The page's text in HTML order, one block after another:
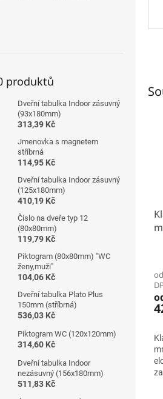
produktů
Dveřní tabulka Indoor zásuvný
(93x180mm)
313,39 Kč
Jmenovka s magnetem
stříbrná
114,95 Kč
Dveřní tabulka Indoor zásuvný
(125x180mm)
410,19 Kč
Číslo na dveře typ 12
(80x80mm)
119,79 Kč
Piktogram (80x80mm) "WC
ženy,muži"
104,06 Kč
Dveřní tabulka Plato Plus
150mm (stříbrná)
536,03 Kč
Piktogram WC (120x120mm)
314,60 Kč
Dveřní tabulka Indoor
nezásuvný (156x180mm)
511,83 Kč